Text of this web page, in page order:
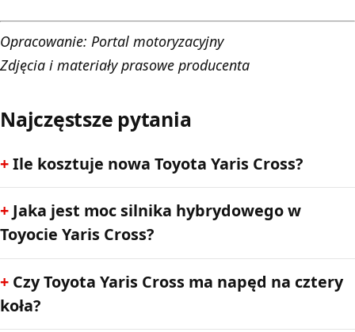
Opracowanie: Portal motoryzacyjny
Zdjęcia i materiały prasowe producenta
Najczęstsze pytania
Ile kosztuje nowa Toyota Yaris Cross?
Jaka jest moc silnika hybrydowego w
Toyocie Yaris Cross?
Czy Toyota Yaris Cross ma napęd na cztery
koła?